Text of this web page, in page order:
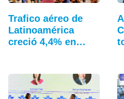
Trafico aéreo de
Latinoamérica
creció 4,4% en